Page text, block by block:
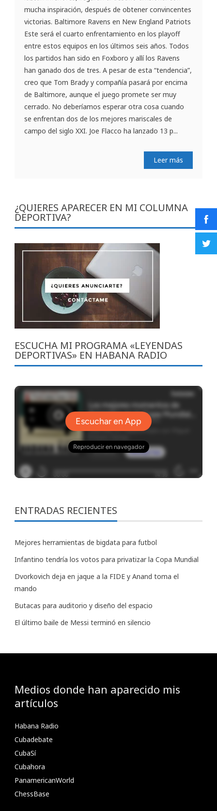
mucha inspiración, después de obtener convincentes
victorias. Baltimore Ravens en New England Patriots
Este será el cuarto enfrentamiento en los playoff
entre estos equipos en los últimos seis años. Todos
los partidos han sido en Foxboro y allí los Ravens
han ganado dos de tres. A pesar de esta “tendencia”,
creo que Tom Brady y compañía pasará por encima
de Baltimore, aunque el juego promete ser muy
cerrado. No deberíamos esperar otra cosa cuando
se enfrentan dos de los mejores mariscales de
campo del siglo XXI. Joe Flacco ha lanzado 13 p...
Leer más
¿QUIERES APARECER EN MI COLUMNA
DEPORTIVA?
ESCUCHA MI PROGRAMA «LEYENDAS
DEPORTIVAS» EN HABANA RADIO
ENTRADAS RECIENTES
Mejores herramientas de bigdata para futbol
Infantino tendría los votos para privatizar la Copa Mundial
Dvorkovich deja en jaque a la FIDE y Anand toma el
mando
Butacas para auditorio y diseño del espacio
El último baile de Messi terminó en silencio
Medios donde han aparecido mis
artículos
Habana Radio
Cubadebate
CubaSí
Cubahora
PanamericanWorld
ChessBase